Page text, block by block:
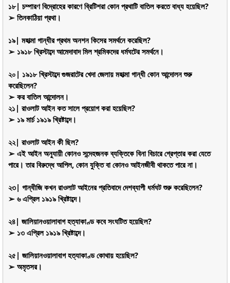
১৮| চম্পারণ বিদ্রোহের কারণে ব্রিটিশরা কোন প্রথাটি বাতিল করতে বাধ্য হয়েছিল?
➢ তিনকাঠিয়া প্রথা।
১৯| মহাত্মা গান্ধীর প্রথম অনশন কিসের সমর্থনে করেছিল?
➢ ১৯১৮ খ্রিস্টাব্দে আমেদাবাদ মিল শ্রমিকদের ধর্মঘটের সমর্থনে।
২০| ১৯১৮ খ্রিস্টাব্দে গুজরাটের খেদা জেলায় মহাত্মা গান্ধী কোন আন্দোলন শুরু
করেছিলেন?
➢ কর বাতিল আন্দোলন।
২১| রাওলাট আইন কত সালে প্রয়োগ করা হয়েছিল?
➢ ১৯ মার্চ ১৯১৯ খ্রিষ্টাব্দে।
২২| রাওলাট আইন কী ছিল?
➢ এই আইন অনুযায়ী কোনও সন্দেহজনক ব্যক্তিকে বিনা বিচারে গ্রেপ্তার করা যেতে
পারে। তার বিরুদ্ধে আপিল, কোন যুক্তি বা কোনও আইনজীবী থাকতে পারে না।
২৩| গান্ধীজি কখন রাওলাট আইনের প্রতিবাদে দেশব্যাপী ধর্মঘট শুরু করেছিলেন?
➢ ৬ এপ্রিল ১৯১৯ খ্রিষ্টাব্দে।
২৪| জালিয়ানওয়ালাবাগ হত্যাকাণ্ড কবে সংঘটিত হয়েছিল?
➢ ১৩ এপ্রিল ১৯১৯ খ্রিষ্টাব্দে।
২৫| জালিয়ানওয়ালাবাগ হত্যাকাণ্ড কোথায় হয়েছিল?
➢ অমৃতসর।